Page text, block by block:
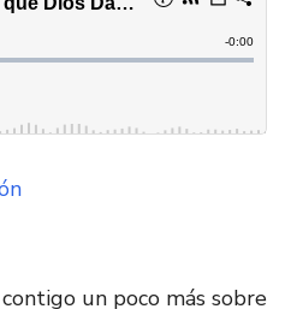
un poco más sobre